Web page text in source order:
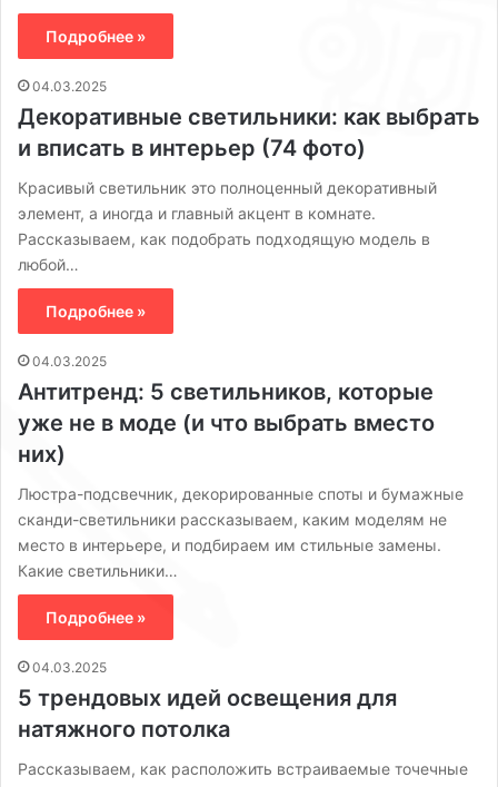
Подробнее »
04.03.2025
Декоративные светильники: как выбрать
и вписать в интерьер (74 фото)
Красивый светильник это полноценный декоративный
элемент, а иногда и главный акцент в комнате.
Рассказываем, как подобрать подходящую модель в
любой…
Подробнее »
04.03.2025
Антитренд: 5 светильников, которые
уже не в моде (и что выбрать вместо
них)
Люстра-подсвечник, декорированные споты и бумажные
сканди-светильники рассказываем, каким моделям не
место в интерьере, и подбираем им стильные замены.
Какие светильники…
Подробнее »
04.03.2025
5 трендовых идей освещения для
натяжного потолка
Рассказываем, как расположить встраиваемые точечные